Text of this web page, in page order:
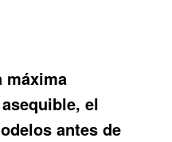
máxima
el
antes de